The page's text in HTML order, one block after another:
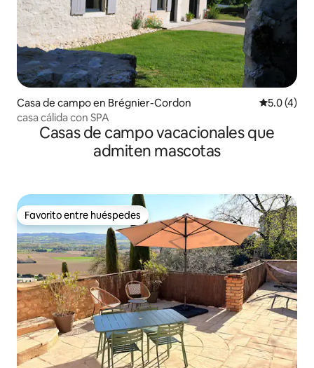
Casa de campo en Brégnier-Cordon
5.0 (4)
casa cálida con SPA
Casas de campo vacacionales que
admiten mascotas
Favorito entre huéspedes
Favorito entre huéspedes